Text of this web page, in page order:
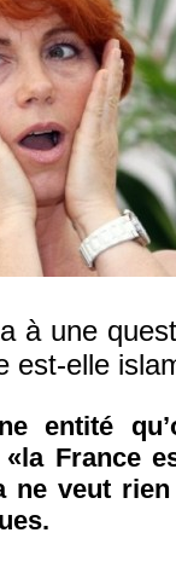
à une
est-elle
entité
France
ne veut